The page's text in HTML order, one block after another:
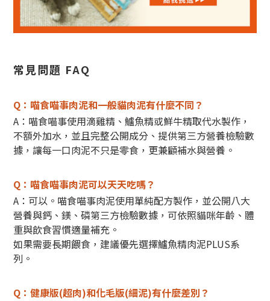
常見問題 FAQ
Q：喵食喵事肉泥和一般貓肉泥有什麼不同？
A：喵食喵事使用滴雞精、鱸魚精或鮮牛精取代水製作，
不額外加水，並且完整公開成分、提供第三方營養檢驗數
據，讓每一口肉泥不只是零食，更兼顧補水與營養。
Q：喵食喵事肉泥可以天天吃嗎？
A：可以。喵食喵事肉泥使用單純配方製作，並公開八大
營養與鈣、鎂、磷第三方檢驗數據，可依照貓咪年齡、體
重與飲食習慣適量補充。
如果需要長期餵食，建議優先選擇鱸魚精肉泥PLUS系
列。
Q：健康版(超肉)和化毛版(細泥)有什麼差別？